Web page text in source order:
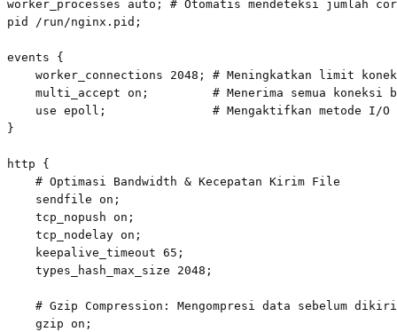
worker_processes auto; # Otomatis mendeteksi jumlah
pid /run/nginx.pid;
events {
worker_connections 2048; # Meningkatkan limit
multi_accept on;         # Menerima semua koneksi
use epoll;               # Mengaktifkan metode I/O
}
http {
    # Optimasi Bandwidth & Kecepatan Kirim File
    sendfile on;
    tcp_nopush on;
    tcp_nodelay on;
    keepalive_timeout 65;
    types_hash_max_size 2048;
# Gzip Compression: Mengompresi data sebelum
    gzip on;